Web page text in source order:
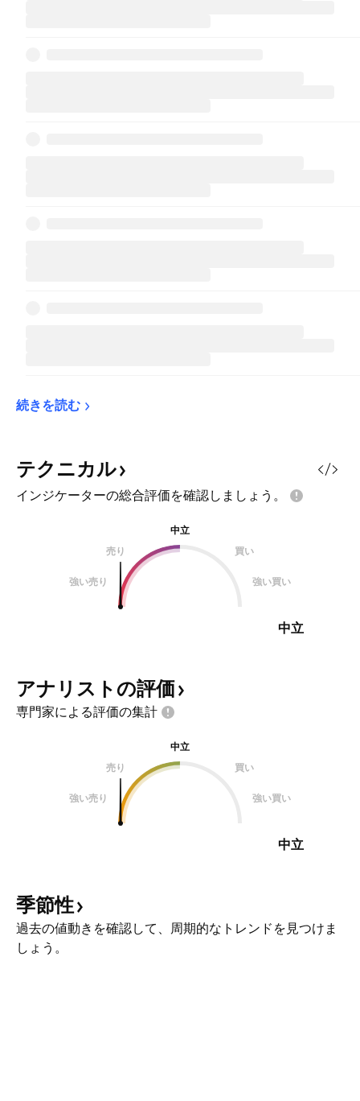
続きを読む
テクニカル
インジケーターの総合評価を確認しましょう。
中立
売り
買い
強い売り 強い買い
中立
アナリストの評価
専門家による評価の集計
中立
売り
買い
強い売り 強い買い
中立
季節性
過去の値動きを確認して、周期的なトレンドを見つけま
しょう。